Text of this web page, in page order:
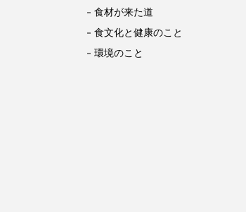
食材が来た道
食文化と健康のこと
環境のこと